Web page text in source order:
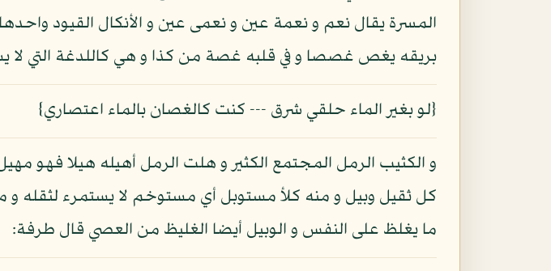
المسرة يقال نعم و نعمة عين و نعمى عين و الأنكال القيود
بريقه يغص غصصا و في قلبه غصة من كذا و هي كاللدغة التي لا
{لو بغير الماء حلقي شرق --- كنت كالغصان بالماء اعتصاري}
و الكثيب الرمل المجتمع الكثير و هلت الرمل أهيله هيلا فهو
كل ثقيل وبيل و منه كلأ مستوبل أي مستوخم لا يستمرء لثقله و
ما يغلظ على النفس و الوبيل أيضا الغليظ من العصي قال طرفة: